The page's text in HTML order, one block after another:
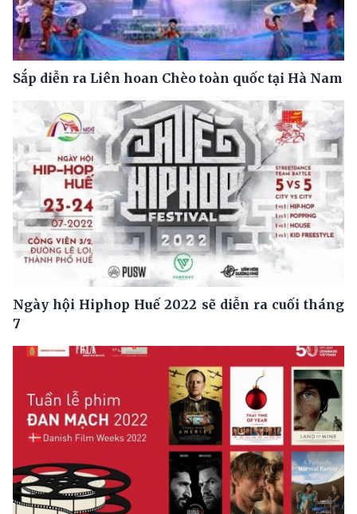
Sắp diễn ra Liên hoan Chèo toàn quốc tại Hà Nam
Ngày hội Hiphop Huế 2022 sẽ diễn ra cuối tháng
7